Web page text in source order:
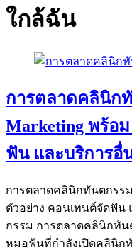
ใกล้ฉัน
การตลาดคลินิก
Marketing พร้อ
ฟัน และบริการอื่
การตลาดคลินิกทันตกรรม
ตัวอย่าง คอนเทนต์จัดฟั
กรรม การตลาดคลินิกทั
หมอฟันที่กำลังเปิดคลินิก